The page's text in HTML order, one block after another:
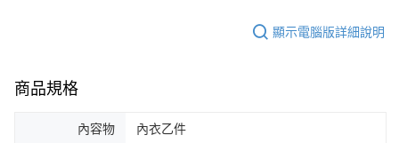
顯示電腦版詳細說明
商品規格
內容物 內衣乙件